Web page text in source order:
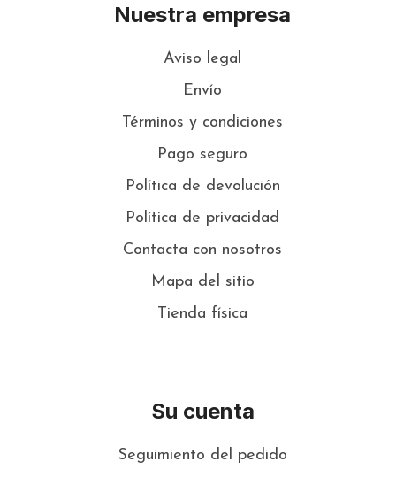
Nuestra empresa
Aviso legal
Envío
Términos y condiciones
Pago seguro
Política de devolución
Política de privacidad
Contacta con nosotros
Mapa del sitio
Tienda física
Su cuenta
Seguimiento del pedido